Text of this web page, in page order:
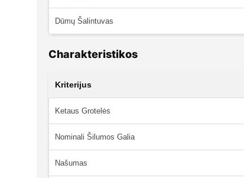
Dūmų Šalintuvas
Charakteristikos
Kriterijus
Ketaus Grotelės
Nominali Šilumos Galia
Našumas